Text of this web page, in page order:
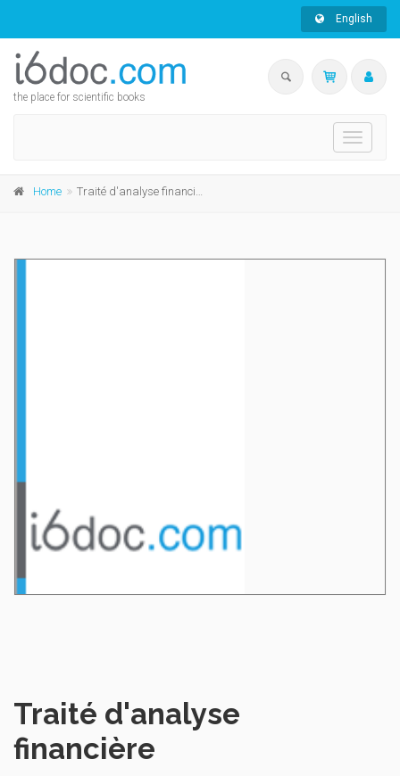
English
the place for scientific books
Toggle
Home Traité d'analyse financière
Traité d'analyse
financière